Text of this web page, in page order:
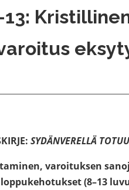
13:
SYDÄNVERELLÄ
varoituksen
(8–13